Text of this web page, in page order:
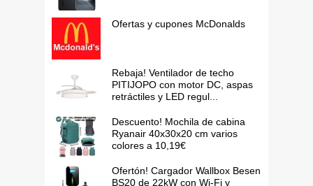
Ofertas y cupones McDonalds
Rebaja! Ventilador de techo
PITIJOPO con motor DC, aspas
retráctiles y LED regul...
Descuento! Mochila de cabina
Ryanair 40x30x20 cm varios
colores a 10,19€
Ofertón! Cargador Wallbox Besen
BS20 de 22kW con Wi-Fi y